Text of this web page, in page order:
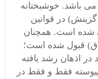
باشد. خوشبختانه
در قوانین
شده است. همچنان
قبول شده است؛
در اذهان رشد یافته
فقط و فقط در